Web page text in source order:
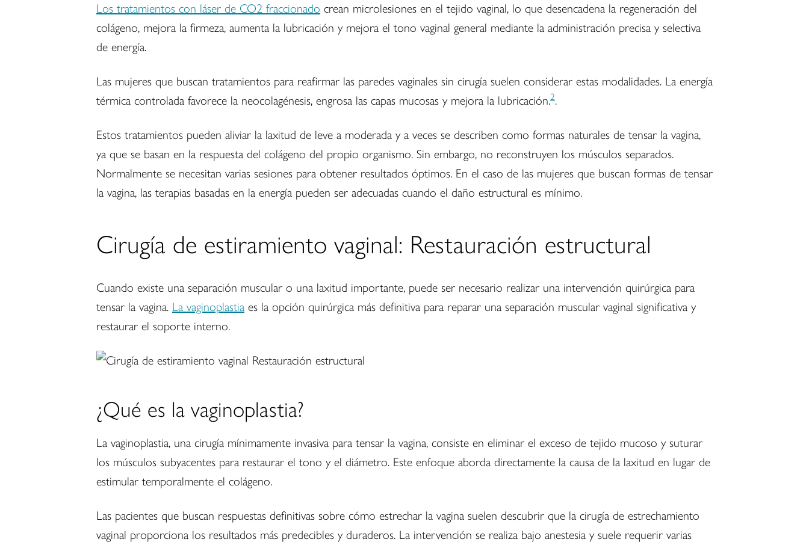
Los tratamientos con láser de CO2 fraccionado crean microlesiones en el tejido vaginal, lo que desencadena la regeneración del
colágeno, mejora la firmeza, aumenta la lubricación y mejora el tono vaginal general mediante la administración precisa y selectiva
de energía.
Las mujeres que buscan tratamientos para reafirmar las paredes vaginales sin cirugía suelen considerar estas modalidades. La energía
térmica controlada favorece la neocolagénesis, engrosa las capas mucosas y mejora la lubricación.2.
Estos tratamientos pueden aliviar la laxitud de leve a moderada y a veces se describen como formas naturales de tensar la vagina,
ya que se basan en la respuesta del colágeno del propio organismo. Sin embargo, no reconstruyen los músculos separados.
Normalmente se necesitan varias sesiones para obtener resultados óptimos. En el caso de las mujeres que buscan formas de tensar
la vagina, las terapias basadas en la energía pueden ser adecuadas cuando el daño estructural es mínimo.
Cirugía de estiramiento vaginal: Restauración estructural
Cuando existe una separación muscular o una laxitud importante, puede ser necesario realizar una intervención quirúrgica para
tensar la vagina. La vaginoplastia es la opción quirúrgica más definitiva para reparar una separación muscular vaginal significativa y
restaurar el soporte interno.
¿Qué es la vaginoplastia?
La vaginoplastia, una cirugía mínimamente invasiva para tensar la vagina, consiste en eliminar el exceso de tejido mucoso y suturar
los músculos subyacentes para restaurar el tono y el diámetro. Este enfoque aborda directamente la causa de la laxitud en lugar de
estimular temporalmente el colágeno.
Las pacientes que buscan respuestas definitivas sobre cómo estrechar la vagina suelen descubrir que la cirugía de estrechamiento
vaginal proporciona los resultados más predecibles y duraderos. La intervención se realiza bajo anestesia y suele requerir varias